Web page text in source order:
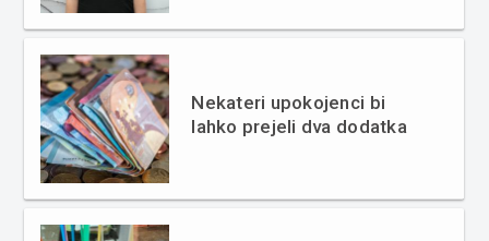
Nekateri upokojenci bi
lahko prejeli dva dodatka